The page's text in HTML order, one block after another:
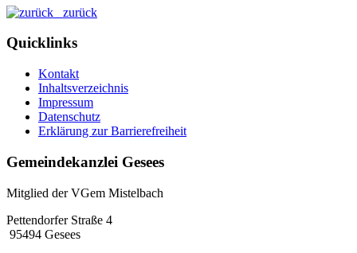
zurück
Quicklinks
Kontakt
Inhaltsverzeichnis
Impressum
Datenschutz
Erklärung zur Barrierefreiheit
Gemeindekanzlei Gesees
Mitglied der VGem Mistelbach
Pettendorfer Straße 4
95494 Gesees